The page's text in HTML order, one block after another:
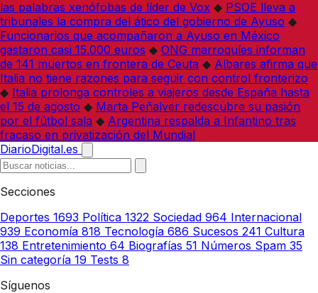
las palabras xenófobas de líder de Vox ◆ PSOE lleva a
tribunales la compra del ático del gobierno de Ayuso ◆
Funcionarios que acompañaron a Ayuso en México
gastaron casi 15.000 euros ◆ ONG marroquíes informan
de 141 muertos en frontera de Ceuta ◆ Albares afirma que
Italia no tiene razones para seguir con control fronterizo
◆ Italia prolonga controles a viajeros desde España hasta
el 15 de agosto ◆ Marta Peñalver redescubre su pasión
por el fútbol sala ◆ Argentina respalda a Infantino tras
fracaso en privatización del Mundial
DiarioDigital.es
Secciones
Deportes 1693 Política 1322 Sociedad 964 Internacional
939 Economía 818 Tecnología 686 Sucesos 241 Cultura
138 Entretenimiento 64 Biografías 51 Números Spam 35
Sin categoría 19 Tests 8
Síguenos